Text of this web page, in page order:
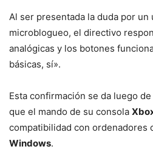
Al ser presentada la duda por un
microblogueo, el directivo
analógicas y los botones
básicas, sí».
Esta confirmación se da luego
que el mando de su consola
compatibilidad con ordenadores
Windows.